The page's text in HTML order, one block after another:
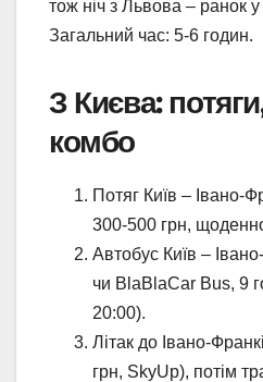
тож ніч з Львова – ранок
Загальний час: 5-6 годин.
З Києва:
комбо
Потяг Київ – Івано-
300-500 грн,
Автобус Київ –
чи BlaBlaCar Bus, 9
20:00).
Літак до Івано-
грн, SkyUp), потім